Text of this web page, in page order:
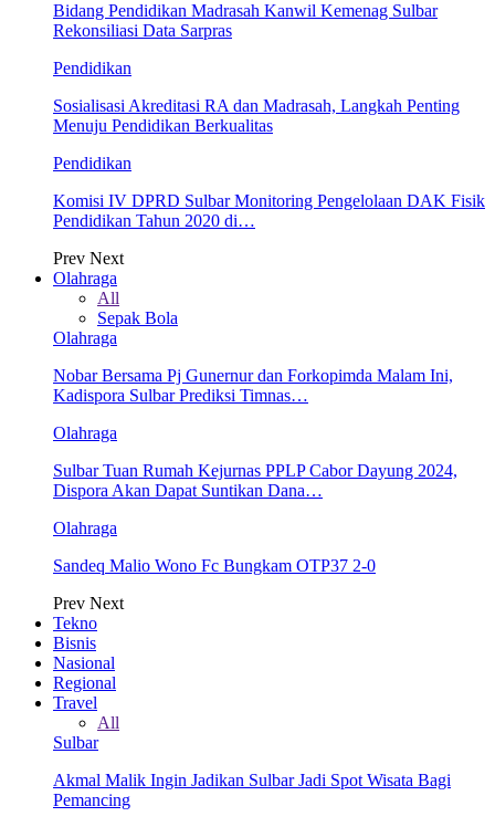
Bidang Pendidikan Madrasah Kanwil Kemenag Sulbar
Rekonsiliasi Data Sarpras
Pendidikan
Sosialisasi Akreditasi RA dan Madrasah, Langkah Penting
Menuju Pendidikan Berkualitas
Pendidikan
Komisi IV DPRD Sulbar Monitoring Pengelolaan DAK Fisik
Pendidikan Tahun 2020 di…
Prev Next
Olahraga
All
Sepak Bola
Olahraga
Nobar Bersama Pj Gunernur dan Forkopimda Malam Ini,
Kadispora Sulbar Prediksi Timnas…
Olahraga
Sulbar Tuan Rumah Kejurnas PPLP Cabor Dayung 2024,
Dispora Akan Dapat Suntikan Dana…
Olahraga
Sandeq Malio Wono Fc Bungkam OTP37 2-0
Prev Next
Tekno
Bisnis
Nasional
Regional
Travel
All
Sulbar
Akmal Malik Ingin Jadikan Sulbar Jadi Spot Wisata Bagi
Pemancing